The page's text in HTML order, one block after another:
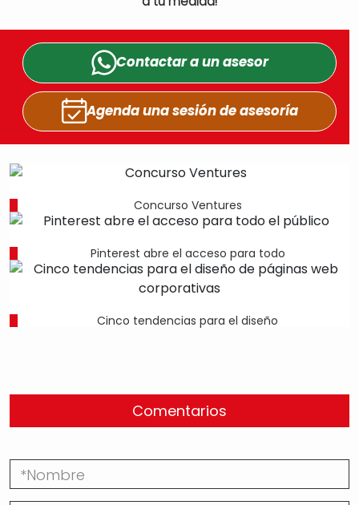
Contactar a unasesor
Agenda una sesiónde asesoría
Concurso Ventures
Pinterest abre el acceso para todo
Cinco tendencias para el diseño
Comentarios